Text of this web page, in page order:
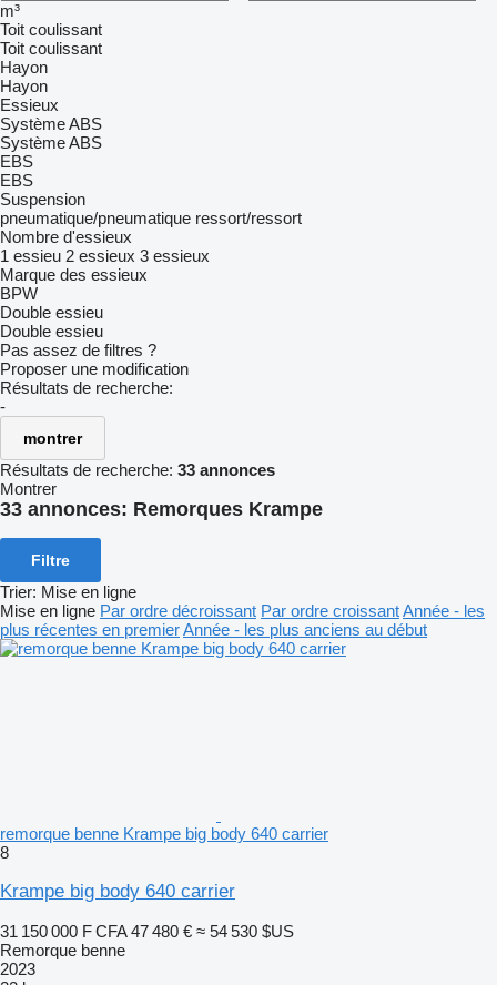
m³
Toit coulissant
Toit coulissant
Hayon
Hayon
Essieux
Système ABS
Système ABS
EBS
EBS
Suspension
pneumatique/pneumatique ressort/ressort
Nombre d'essieux
1 essieu 2 essieux 3 essieux
Marque des essieux
BPW
Double essieu
Double essieu
Pas assez de filtres ?
Proposer une modification
Résultats de recherche:
-
montrer
Résultats de recherche: 33 annonces
Montrer
33 annonces: Remorques Krampe
Filtre
Trier: Mise en ligne
Mise en ligne Par ordre décroissant Par ordre croissantAnnée - les
plus récentes en premierAnnée - les plus anciens au début
remorque benne Krampe big body 640 carrier
8
Krampe big body 640 carrier
31 150 000 F CFA 47 480 € ≈ 54 530 $US
Remorque benne
2023